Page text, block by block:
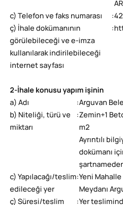
c) Telefon ve faks numarası
:
ç) İhale dokümanının
görülebileceği ve e-imza
kullanılarak indirilebileceği
internet sayfası
:
2-İhale konusu yapım işinin
a) Adı
:Arguvan
b) Niteliği, türü ve
miktarı
:Zemin+1
m2
Ayrıntılı
dokümanı
c) Yapılacağı/teslim
edileceği yer
: Yeni
Meydanı
ç) Süresi/teslim
: Yer